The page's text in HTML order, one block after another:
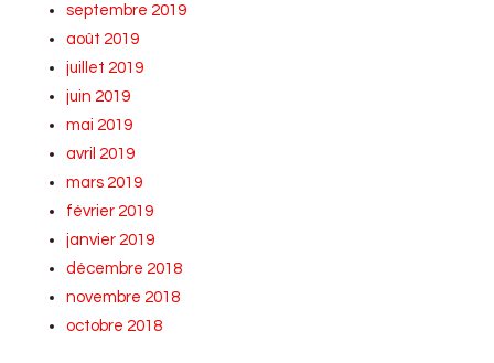
septembre 2019
août 2019
juillet 2019
juin 2019
mai 2019
avril 2019
mars 2019
février 2019
janvier 2019
décembre 2018
novembre 2018
octobre 2018